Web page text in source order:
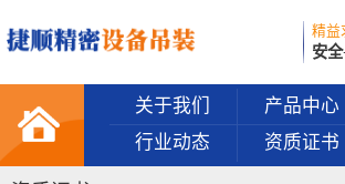
精益
安
关于我们 产品中心
行业动态
资质证书